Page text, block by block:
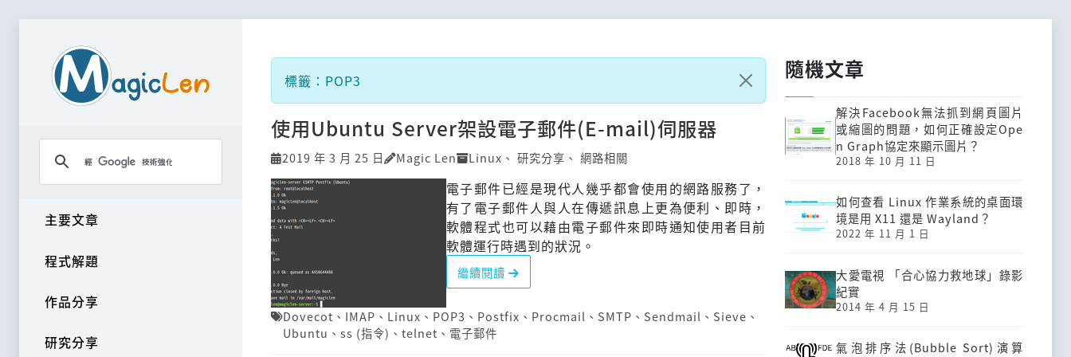
主要文章
程式解題
作品分享
研究分享
標籤：POP3
使用Ubuntu Server架設電子郵件(E-mail)伺服器
2019 年 3 月 25 日 Magic Len Linux 、 研究分享 、 網路相關
電子郵件已經是現代人幾乎都會使用的網路服務了，
有了電子郵件人與人在傳遞訊息上更為便利、即時，
軟體程式也可以藉由電子郵件來即時通知使用者目前
軟體運行時遇到的狀況。
繼續閱讀
Dovecot 、 IMAP 、 Linux 、 POP3 、 Postfix 、 Procmail 、 SMTP 、 Sendmail 、 Sieve 、
Ubuntu 、 ss (指令) 、 telnet 、 電子郵件
隨機文章
解決Facebook無法抓到網頁圖片
或縮圖的問題，如何正確設定Ope
n Graph協定來顯示圖片？
2018 年 10 月 11 日
如何查看 Linux 作業系統的桌面環
境是用 X11 還是 Wayland？
2022 年 11 月 1 日
大愛電視 「合心協力救地球」錄影
紀實
2014 年 4 月 15 日
氣泡排序法(Bubble Sort)演算